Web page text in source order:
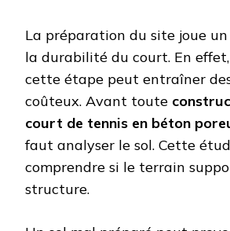
La préparation du site joue
la durabilité du court. En
cette étape peut entraîner
coûteux. Avant toute
court de tennis en béton
faut analyser le sol. Cette
comprendre si le terrain
structure.